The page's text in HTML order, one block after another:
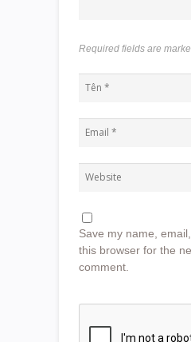
Required fields are
Save my name,
this browser for the
comment.